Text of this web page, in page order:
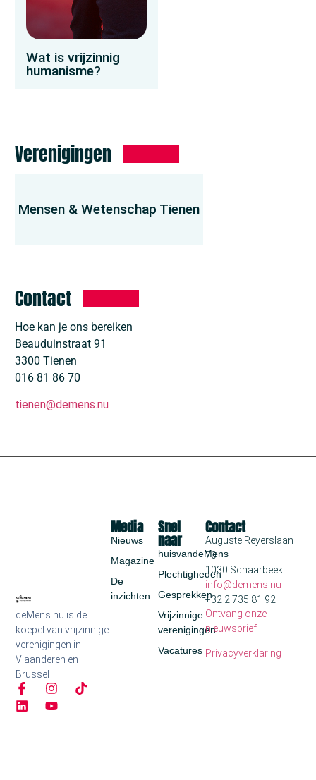
Wat is vrijzinnig
humanisme?
Verenigingen
Mensen & Wetenschap Tienen
Contact
Hoe kan je ons bereiken
Beauduinstraat 91
3300 Tienen
016 81 86 70
tienen@demens.nu
deMens.nu is de
koepel van vrijzinnige
verenigingen in
Vlaanderen en
Brussel
Snel
naar
huisvandeMens
Plechtigheden
Gesprekken
Vrijzinnige
verenigingen
Vacatures
Media
Nieuws
Magazine
De
inzichten
Contact
Auguste Reyerslaan
70
1030 Schaarbeek
info@demens.nu
+32 2 735 81 92
Ontvang onze
nieuwsbrief
Privacyverklaring